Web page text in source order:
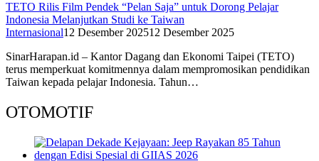
TETO Rilis Film Pendek “Pelan Saja” untuk Dorong Pelajar
Indonesia Melanjutkan Studi ke Taiwan
Internasional12 Desember 202512 Desember 2025
SinarHarapan.id – Kantor Dagang dan Ekonomi Taipei (TETO)
terus memperkuat komitmennya dalam mempromosikan pendidikan
Taiwan kepada pelajar Indonesia. Tahun…
OTOMOTIF